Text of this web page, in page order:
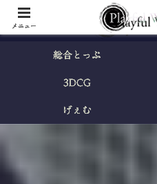
総合とっぷ
3DCG
げぇむ
メニュー